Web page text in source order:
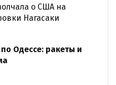
о США на
Нагасаки
Одессе: ракеты и